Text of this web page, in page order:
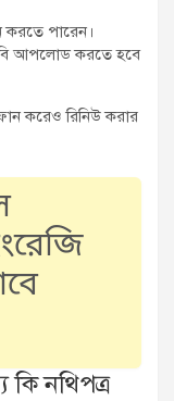
পারেন।
আপলোড করতে হবে
করেও রিনিউ করার
নথিপত্র